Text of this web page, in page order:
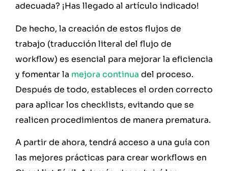
adecuada? ¡Has llegado al artículo indicado!
De hecho, la creación de estos flujos de
trabajo (traducción literal del flujo de
workflow) es esencial para mejorar la eficiencia
y fomentar la mejora continua del proceso.
Después de todo, estableces el orden correcto
para aplicar los checklists, evitando que se
realicen procedimientos de manera prematura.
A partir de ahora, tendrá acceso a una guía con
las mejores prácticas para crear workflows en